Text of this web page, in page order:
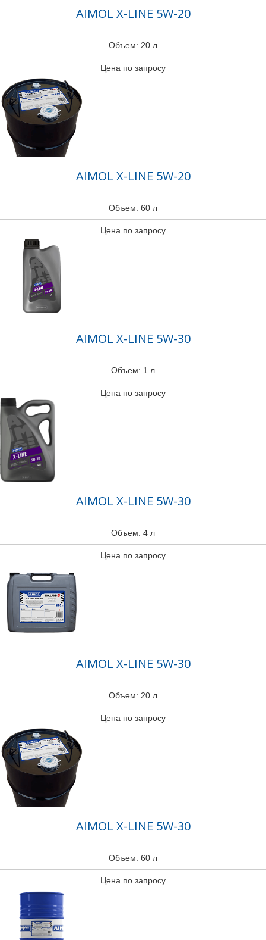
AIMOL X-LINE 5W-20
Объем: 20 л
Цена по запросу
AIMOL X-LINE 5W-20
Объем: 60 л
Цена по запросу
AIMOL X-LINE 5W-30
Объем: 1 л
Цена по запросу
AIMOL X-LINE 5W-30
Объем: 4 л
Цена по запросу
AIMOL X-LINE 5W-30
Объем: 20 л
Цена по запросу
AIMOL X-LINE 5W-30
Объем: 60 л
Цена по запросу